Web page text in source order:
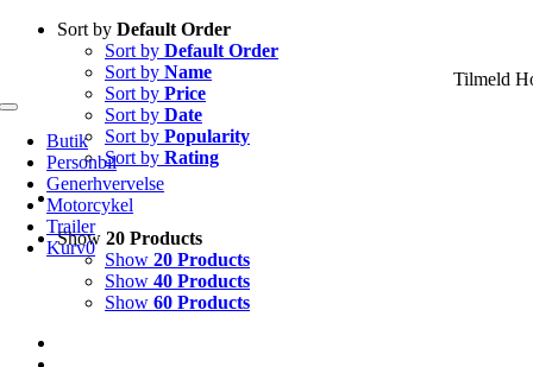
Skip
Tilmeld
Toggle
Navigation
Butik
Personbil
Generhvervelse
Motorcykel
Trailer
Kurv0
Sort by Default Order
Sort by Default Order
Sort by Name
Sort by Price
Sort by Date
Sort by Popularity
Sort by Rating
Show 20 Products
Show 20 Products
Show 40 Products
Show 60 Products